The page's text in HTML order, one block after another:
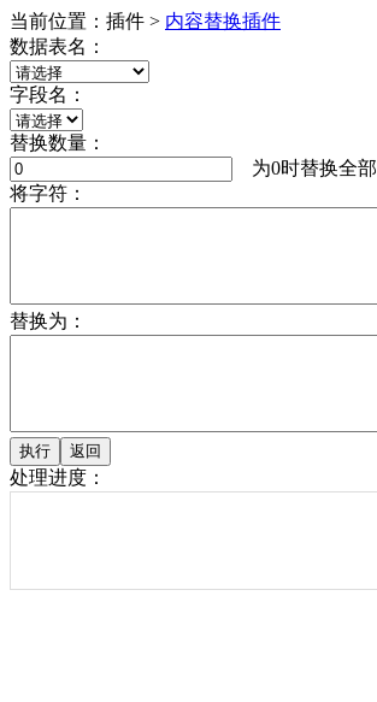
当前位置：插件 > 内容替换插件
数据表名：
字段名：
替换数量：
为0时替换全部
将字符：
替换为：
处理进度：